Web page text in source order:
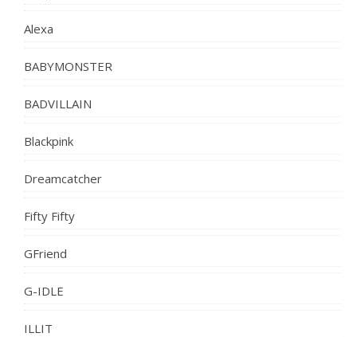
Alexa
BABYMONSTER
BADVILLAIN
Blackpink
Dreamcatcher
Fifty Fifty
GFriend
G-IDLE
ILLIT